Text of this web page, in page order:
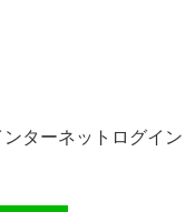
ターネットログイン